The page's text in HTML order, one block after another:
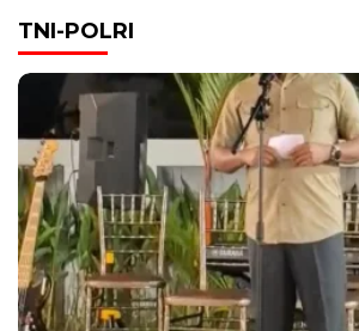
TNI-POLRI